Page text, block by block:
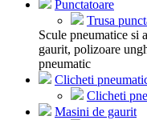
Punctatoare
Trusa
Scule pneumatice si
gaurit, polizoare
pneumatic
Clicheti
Clicheti
Masini de gaurit